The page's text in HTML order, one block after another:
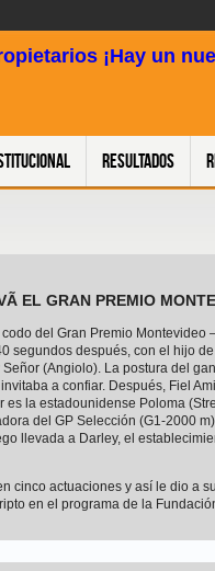
¡Hay un
Resultados
EL GRAN PREMIO
del Gran Premio Montevideo
segundos después, con el hijo
(Angiolo). La postura del
a confiar. Después, Fiel
la estadounidense Poloma
del GP Selección (G1-2000
llevada a Darley, el
cinco actuaciones y así le dio a
en el programa de la